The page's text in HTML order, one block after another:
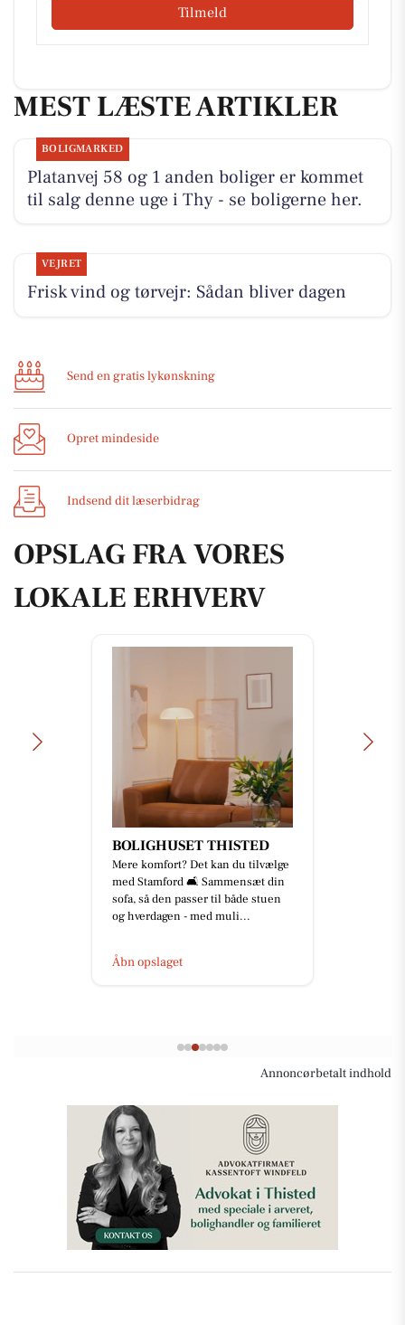
Tilmeld
MEST LÆSTE ARTIKLER
BOLIGMARKED
Platanvej 58 og 1 anden boliger er kommet
til salg denne uge i Thy - se boligerne her.
VEJRET
Frisk vind og tørvejr: Sådan bliver dagen
Send en gratis lykønskning
Opret mindeside
Indsend dit læserbidrag
OPSLAG FRA VORES
LOKALE ERHVERV
BOLIGHUSET THISTED
Mere komfort? Det kan du tilvælge
med Stamford 🛋️ Sammensæt din
sofa, så den passer til både stuen
og hverdagen - med muli...
Åbn opslaget
Annoncørbetalt indhold